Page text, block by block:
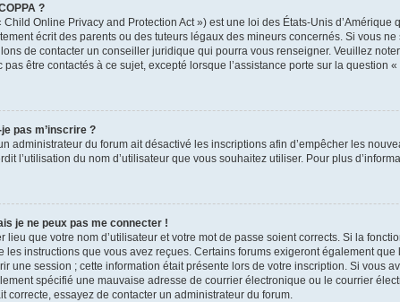
?
Child Online Privacy and Protection Act ») est une loi des États-Unis
écrit des parents ou des tuteurs légaux des mineurs concernés. Si vous
de contacter un conseiller juridique qui pourra vous renseigner. Veuillez
pas être contactés à ce sujet, excepté lorsque l’assistance porte sur la question
pas m’inscrire ?
administrateur du forum ait désactivé les inscriptions afin d’empêcher les
l’utilisation du nom d’utilisateur que vous souhaitez utiliser. Pour plus
je ne peux pas me connecter !
lieu que votre nom d’utilisateur et votre mot de passe soient corrects. Si la
les instructions que vous avez reçues. Certains forums exigeront également
une session ; cette information était présente lors de votre inscription. Si vous
spécifié une mauvaise adresse de courrier électronique ou le courrier
correcte, essayez de contacter un administrateur du forum.